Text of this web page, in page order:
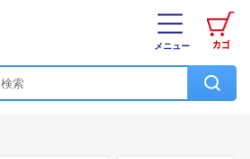
カゴ
メニュー